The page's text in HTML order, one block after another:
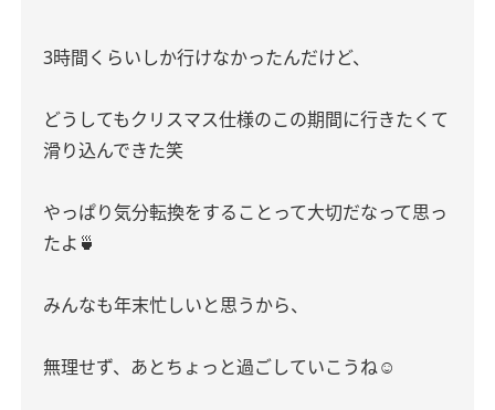
3時間くらいしか行けなかったんだけど、
どうしてもクリスマス仕様のこの期間に行きたくて
滑り込んできた笑
やっぱり気分転換をすることって大切だなって思っ
たよ🍵
みんなも年末忙しいと思うから、
無理せず、あとちょっと過ごしていこうね☺︎